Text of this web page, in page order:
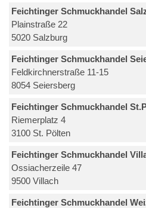
Feichtinger Schmuckhandel
Plainstraße 22
5020 Salzburg
Feichtinger Schmuckhandel
Feldkirchnerstraße 11-15
8054 Seiersberg
Feichtinger Schmuckhandel
Riemerplatz 4
3100 St. Pölten
Feichtinger Schmuckhandel
Ossiacherzeile 47
9500 Villach
Feichtinger Schmuckhandel